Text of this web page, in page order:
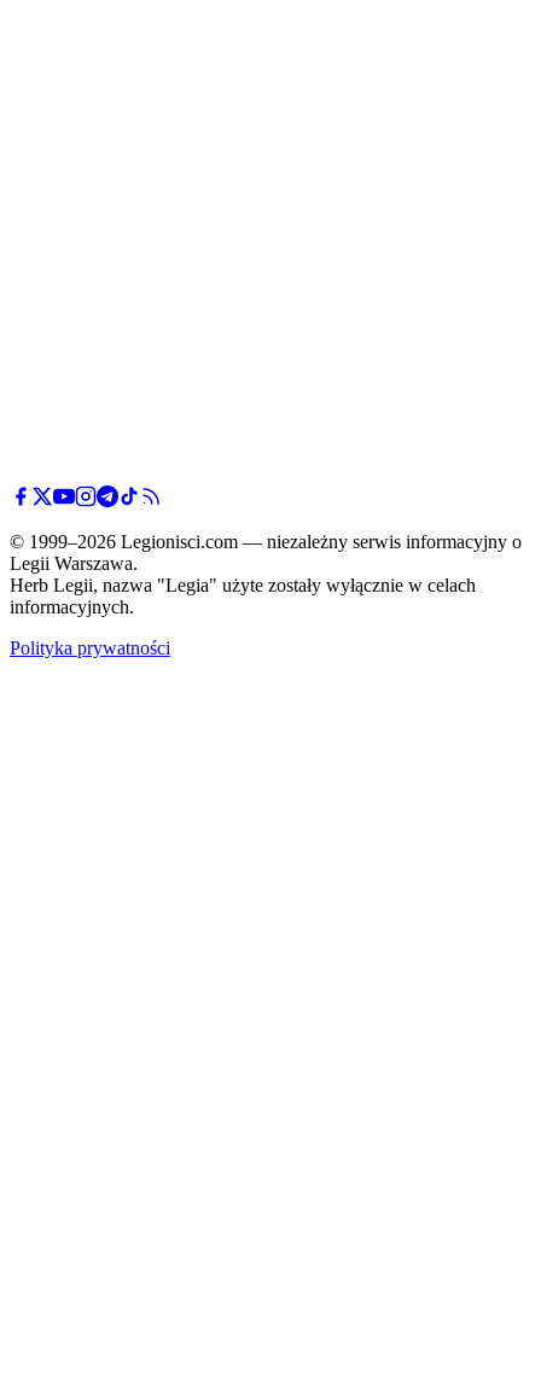
© 1999–2026 Legionisci.com — niezależny serwis informacyjny o
Legii Warszawa.
Herb Legii, nazwa "Legia" użyte zostały wyłącznie w celach
informacyjnych.
Polityka prywatności